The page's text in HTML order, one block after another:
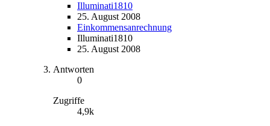
Illuminati1810
25. August 2008
Einkommensanrechnung
Illuminati1810
25. August 2008
Antworten
0
Zugriffe
4,9k